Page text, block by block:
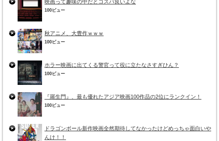
映画って趣味の中だとコスパ良いよな
100ビュー
秋アニメ、大豊作ｗｗｗ
100ビュー
ホラー映画に出てくる警官って役に立たなさすぎひん？
100ビュー
『羅生門』、最も優れたアジア映画100作品の2位にランクイン！
100ビュー
ドラゴンボール新作映画全然期待してなかったけどめっちゃ面白いや
んけ！！